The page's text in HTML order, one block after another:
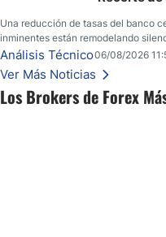
Los Brokers de Forex
Una reducción de tasas del banco
inminentes están remodelando
Una reducción de tasas por parte
inminentes están remodelando
Esto es lo que los traders están
Análisis Técnico06/08/2026
Ver Más Noticias